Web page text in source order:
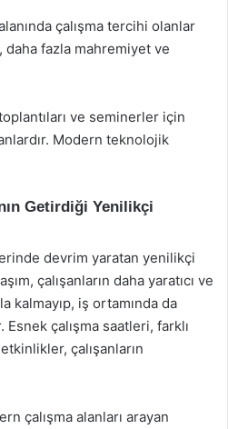
çalışma tercihi olanlar
daha fazla mahremiyet ve
ve seminerler için
Modern teknolojik
Getirdiği Yenilikçi
devrim yaratan yenilikçi
çalışanların daha yaratıcı ve
kalmayıp, iş ortamında da
çalışma saatleri, farklı
çalışanların
çalışma alanları arayan